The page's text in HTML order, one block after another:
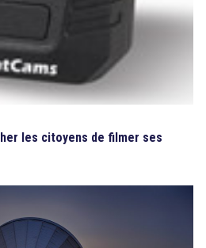
les citoyens de filmer ses